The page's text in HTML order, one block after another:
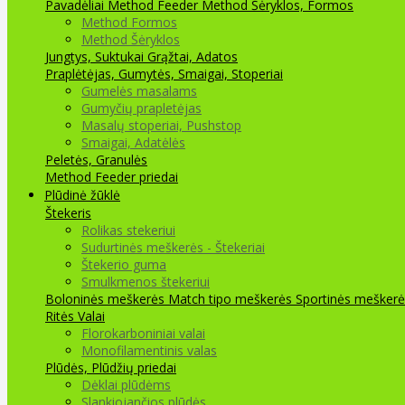
Pavadėliai Method Feeder Method Šėryklos, Formos
Method Formos
Method Šėryklos
Jungtys, Suktukai Grąžtai, Adatos
Praplėtėjas, Gumytės, Smaigai, Stoperiai
Gumelės masalams
Gumyčių prapletėjas
Masalų stoperiai, Pushstop
Smaigai, Adatėlės
Peletės, Granulės
Method Feeder priedai
Plūdinė žūklė
Štekeris
Rolikas stekeriui
Sudurtinės meškerės - Štekeriai
Štekerio guma
Smulkmenos štekeriui
Boloninės meškerės Match tipo meškerės Sportinės
Ritės Valai
Florokarboniniai valai
Monofilamentinis valas
Plūdės, Plūdžių priedai
Dėklai plūdėms
Slankiojančios plūdės